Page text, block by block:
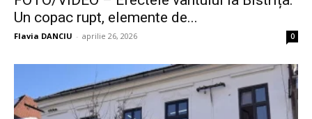
Un copac rupt, elemente de...
Flavia DANCIU - aprilie 26, 2026 0